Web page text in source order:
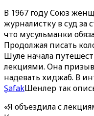
В 1967 году Союз
журналистку в суд за
что мусульманки
Продолжая писать
Шуле начала
лекциями. Она
надевать хиджаб. В
ŞafakШенлер так
«Я объездила с